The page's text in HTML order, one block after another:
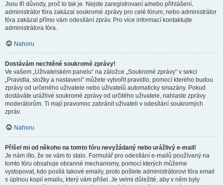
Jsou tři důvody, proč to tak je. Nejste zaregistrovaní a/nebo přihlášení,
administrátor fóra zakázal soukromé zprávy pro celé fórum, nebo administrátor
fóra zakázal přímo vám odesílání zpráv. Pro více informací kontaktujte
administrátora fóra.
Nahoru
Dostávám nechtěné soukromé zprávy!
Ve vašem „Uživatelském panelu“ na záložce „Soukromé zprávy“ v sekci
„Pravidla, složky a nastavení“ můžete vytvořit pravidlo, pomocí kterého budou
zprávy od určeného uživatele nebo uživatelů automaticky smazány. Pokud
dostáváte urážlivé soukromé zprávy od určitého uživatele, nahlaste zprávy
moderátorům. Ti mají pravomoc zabránit uživateli v odesílání soukromých
zpráv.
Nahoru
Přišel mi od někoho na tomto fóru nevyžádaný nebo urážlivý e-mail!
Je nám líto, že se vám to stalo. Formulář pro odesílání e-mailů používaný na
tomto fóru obsahuje obranné mechanismy, pomocí kterých můžeme
vystopovat, kdo posílá takové emaily, proto pošlete administrátorovi fóra email
s úplnou kopií emailu, který vám přišel. Je velmi důležité, aby v něm byly